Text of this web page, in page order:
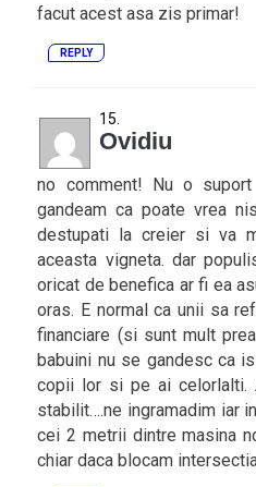
facut acest asa zis primar!
REPLY
Ovidiu
no comment! Nu o
gandeam ca poate vrea
destupati la creier si va
aceasta vigneta. dar
oricat de benefica ar fi ea
oras. E normal ca unii sa
financiare (si sunt mult
babuini nu se gandesc ca
copii lor si pe ai celorlalti.
stabilit….ne ingramadim iar
cei 2 metrii dintre masina
chiar daca blocam